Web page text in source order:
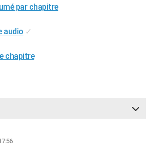
par chapitre
audio ✓
chapitre